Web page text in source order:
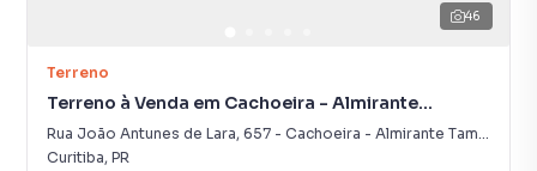
46
Terreno
Terreno à Venda em Cachoeira - Almirante
Tamandaré
Rua João Antunes de Lara, 657 - Cachoeira - Almirante Tamandaré
Curitiba, PR